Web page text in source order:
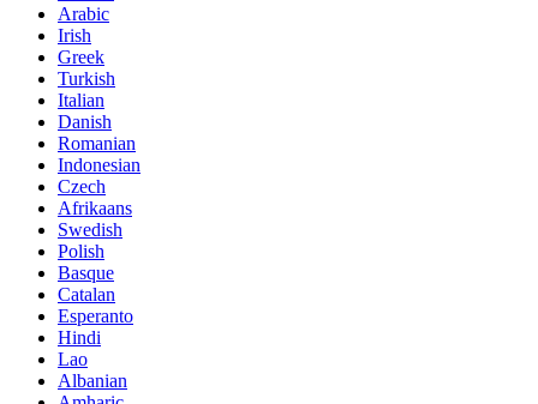
Arabic
Irish
Greek
Turkish
Italian
Danish
Romanian
Indonesian
Czech
Afrikaans
Swedish
Polish
Basque
Catalan
Esperanto
Hindi
Lao
Albanian